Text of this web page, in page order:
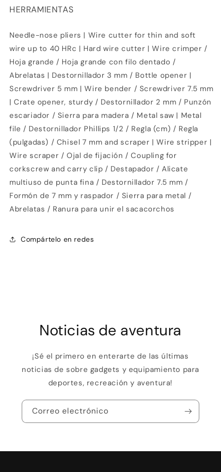
HERRAMIENTAS
Needle-nose pliers | Wire cutter for thin and soft
wire up to 40 HRc | Hard wire cutter | Wire crimper /
Hoja grande / Hoja grande con filo dentado /
Abrelatas | Destornillador 3 mm / Bottle opener |
Screwdriver 5 mm | Wire bender / Screwdriver 7.5 mm
| Crate opener, sturdy / Destornillador 2 mm / Punzón
escariador / Sierra para madera / Metal saw | Metal
file / Destornillador Phillips 1/2 / Regla (cm) / Regla
(pulgadas) / Chisel 7 mm and scraper | Wire stripper |
Wire scraper / Ojal de fijación / Coupling for
corkscrew and carry clip / Destapador / Alicate
multiuso de punta fina / Destornillador 7.5 mm /
Formón de 7 mm y raspador / Sierra para metal /
Abrelatas / Ranura para unir el sacacorchos
Compártelo en redes
Noticias de aventura
¡Sé el primero en enterarte de las últimas
noticias de sobre gadgets y equipamiento para
deportes, recreación y aventura!
Correo electrónico
1
pagar con Meses sin Tarjeta.
Paga mes a mes con saldo disponible,
débito u otros medios.
Crédito sujeto a aprobación.
¿Tienes dudas? Consulta nuestraAyuda.